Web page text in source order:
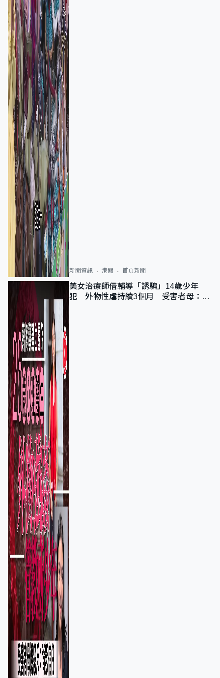
新聞資訊 港聞 首頁新聞
美女治療師借輔導「誘騙」14歲少年
犯 外物性虐持續3個月 受害者母：要